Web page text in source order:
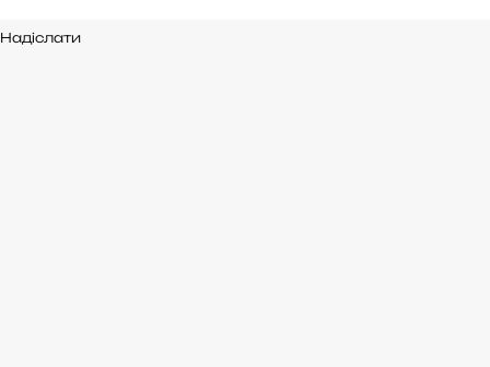
Надіслати